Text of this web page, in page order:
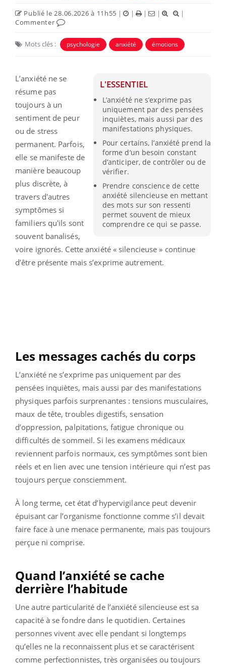
Publié le 28.06.2026 à 11h55 | | | |
|
Commenter
Mots clés : psychologie anxiété émotions
L'ESSENTIEL
L’anxiété ne s’exprime pas
uniquement par des pensées
inquiètes, mais aussi par des
manifestations physiques.
Pour certains, l’anxiété prend la
forme d’un besoin constant
d’anticiper, de contrôler ou de
vérifier.
Prendre conscience de cette
anxiété silencieuse en mettant
des mots sur son ressenti
permet souvent de mieux
comprendre ce qui se passe.
L’anxiété ne se
résume pas
toujours à un
sentiment de peur
ou de stress
permanent. Parfois,
elle se manifeste de
manière beaucoup
plus discrète, à
travers d'autres
symptômes si
familiers qu'ils sont
souvent banalisés,
voire ignorés. Cette anxiété « silencieuse » continue
d’être présente mais s’exprime autrement.
Les messages cachés du corps
L’anxiété ne s’exprime pas uniquement par des
pensées inquiètes, mais aussi par des manifestations
physiques parfois surprenantes : tensions musculaires,
maux de tête, troubles digestifs, sensation
d’oppression, palpitations, fatigue chronique ou
difficultés de sommeil. Si les examens médicaux
reviennent parfois normaux, ces symptômes sont bien
réels et en lien avec une tension intérieure qui n’est pas
toujours perçue consciemment.
À long terme, cet état d’hypervigilance peut devenir
épuisant car l’organisme fonctionne comme s’il devait
faire face à une menace permanente, mais pas toujours
perçue ni comprise.
Quand l’anxiété se cache
derrière l’habitude
Une autre particularité de l’anxiété silencieuse est sa
capacité à se fondre dans le quotidien. Certaines
personnes vivent avec elle pendant si longtemps
qu’elles ne la reconnaissent plus et se caractérisent
comme perfectionnistes, très organisées ou toujours